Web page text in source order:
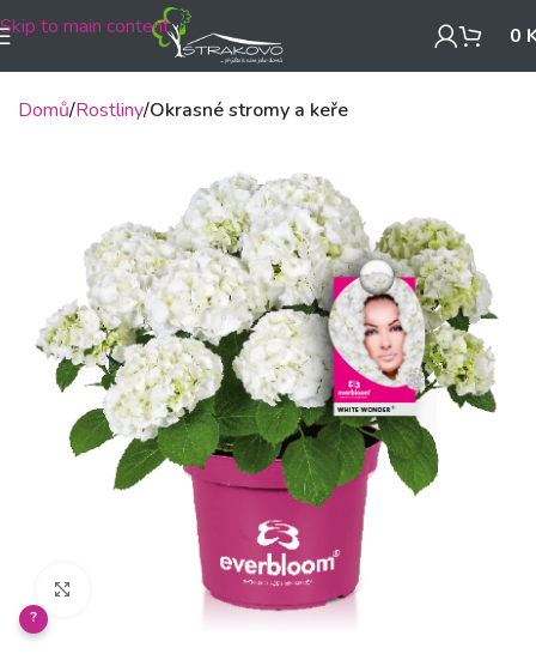
Skip to main content 0
Domů Rostliny Okrasné stromy a keře
Klikněte pro zvětšení
?